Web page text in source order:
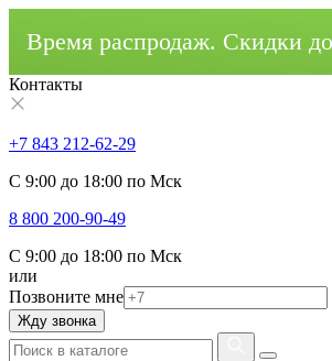
Время распродаж. Cкидки
Контакты
+7 843 212-62-29
С 9:00 до 18:00 по Мск
8 800 200-90-49
С 9:00 до 18:00 по Мск
или
Позвоните мне
Жду звонка